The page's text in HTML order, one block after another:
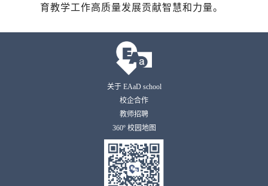
育教学工作高质量发展贡献智慧和力量。
关于 EAaD school
校企合作
教师招聘
360º 校园地图